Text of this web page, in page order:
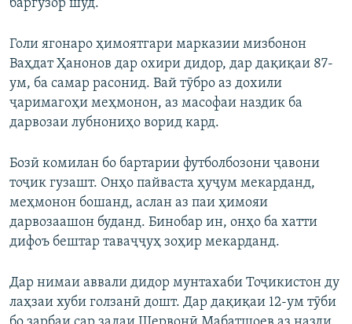
баргузор шуд.
Голи ягонаро ҳимоятгари марказии мизбонон
Ваҳдат Ҳанонов дар охири дидор, дар дақиқаи 87-
ум, ба самар расонид. Вай тӯбро аз дохили
ҷаримагоҳи меҳмонон, аз масофаи наздик ба
дарвозаи лубнониҳо ворид кард.
Бозӣ комилан бо бартарии футболбозони ҷавони
тоҷик гузашт. Онҳо пайваста ҳуҷум мекарданд,
меҳмонон бошанд, аслан аз паи ҳимояи
дарвозаашон буданд. Бинобар ин, онҳо ба хатти
дифоъ бештар таваҷҷуҳ зоҳир мекарданд.
Дар нимаи аввали дидор мунтахаби Тоҷикистон ду
лаҳзаи хуби голзанӣ дошт. Дар дақиқаи 12-ум тӯби